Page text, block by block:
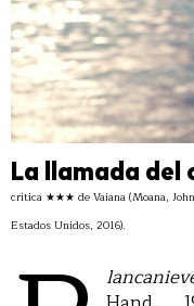
La llamada del
crítica ★★★ de Vaiana (Moana,
Estados Unidos, 2016).